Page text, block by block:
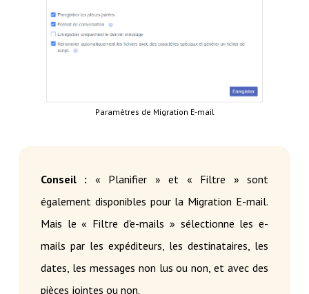
Paramètres de Migration E-mail
Conseil : « Planifier » et « Filtre » sont
également disponibles pour la Migration E-mail.
Mais le « Filtre d'e-mails » sélectionne les e-
mails par les expéditeurs, les destinataires, les
dates, les messages non lus ou non, et avec des
pièces jointes ou non.